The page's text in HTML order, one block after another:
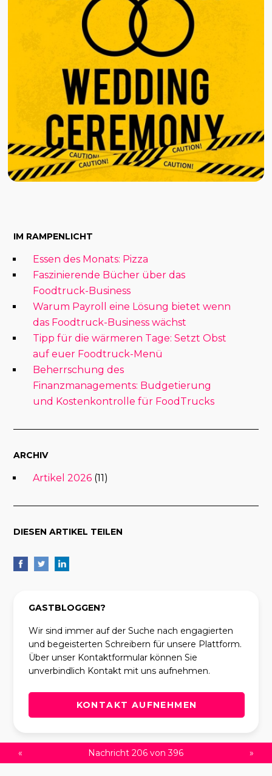
IM RAMPENLICHT
Essen des Monats: Pizza
Faszinierende Bücher über das
Foodtruck-Business
Warum Payroll eine Lösung bietet wenn
das Foodtruck-Business wächst
Tipp für die wärmeren Tage: Setzt Obst
auf euer Foodtruck-Menü
Beherrschung des
Finanzmanagements: Budgetierung
und Kostenkontrolle für FoodTrucks
ARCHIV
Artikel 2026 (11)
DIESEN ARTIKEL TEILEN
GASTBLOGGEN?
Wir sind immer auf der Suche nach engagierten
und begeisterten Schreibern für unsere Plattform.
Über unser Kontaktformular können Sie
unverbindlich Kontakt mit uns aufnehmen.
KONTAKT AUFNEHMEN
« Nachricht 206 von 396 »